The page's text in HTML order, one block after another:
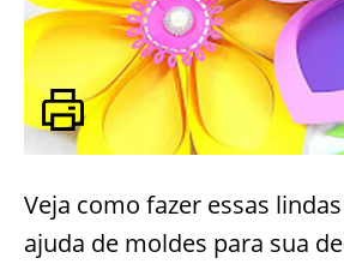
Veja como fazer essas
ajuda de moldes para sua